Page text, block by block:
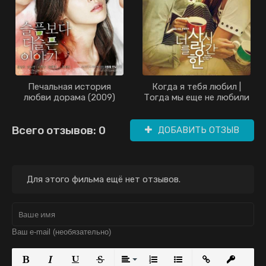
Печальная история
любви дорама (2009)
Когда я тебя любил |
Тогда мы еще не любили
любви дорама (2015)
Всего отзывов: 0 ДОБАВИТЬ ОТЗЫВ
Для этого фильма ещё нет отзывов.